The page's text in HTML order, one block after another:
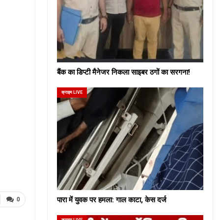
0
बैंक का डिप्टी मैनेजर निकला साइबर ठगों का सरगना!
क्राइम LIVE
पारा में युवक पर हमला: गाल काटा, केस दर्ज